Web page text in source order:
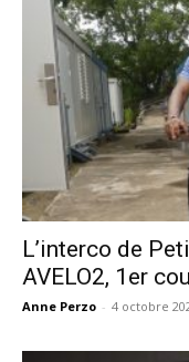
L’interco de
AVELO2, 1er
Anne Perzo - 4 octobre